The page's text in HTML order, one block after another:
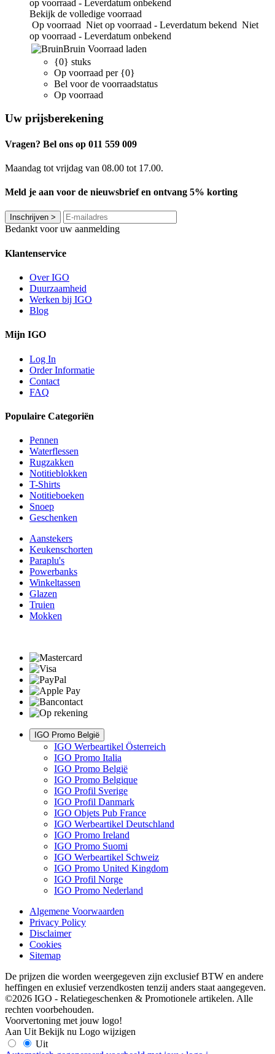
op voorraad - Leverdatum onbekend
Bekijk de volledige voorraad
Op voorraad Niet op voorraad - Leverdatum bekend Niet
op voorraad - Leverdatum onbekend
Bruin Voorraad laden
{0} stuks
Op voorraad per {0}
Bel voor de voorraadstatus
Op voorraad
Uw prijsberekening
Vragen? Bel ons op 011 559 009
Maandag tot vrijdag van 08.00 tot 17.00.
Meld je aan voor de nieuwsbrief en ontvang 5% korting
Inschrijven >
Bedankt voor uw aanmelding
Klantenservice
Over IGO
Duurzaamheid
Werken bij IGO
Blog
Mijn IGO
Log In
Order Informatie
Contact
FAQ
Populaire Categoriën
Pennen
Waterflessen
Rugzakken
Notitieblokken
T-Shirts
Notitieboeken
Snoep
Geschenken
Aanstekers
Keukenschorten
Paraplu's
Powerbanks
Winkeltassen
Glazen
Truien
Mokken
IGO Promo België
IGO Werbeartikel Österreich
IGO Promo Italia
IGO Promo België
IGO Promo Belgique
IGO Profil Sverige
IGO Profil Danmark
IGO Objets Pub France
IGO Werbeartikel Deutschland
IGO Promo Ireland
IGO Promo Suomi
IGO Werbeartikel Schweiz
IGO Promo United Kingdom
IGO Profil Norge
IGO Promo Nederland
Algemene Voorwaarden
Privacy Policy
Disclaimer
Cookies
Sitemap
De prijzen die worden weergegeven zijn exclusief BTW en andere
heffingen en exlusief verzendkosten tenzij anders staat aangegeven.
©2026 IGO - Relatiegeschenken & Promotionele artikelen. Alle
rechten voorbehouden.
Voorvertoning met jouw logo!
Aan Uit Bekijk nu Logo wijzigen
Uit